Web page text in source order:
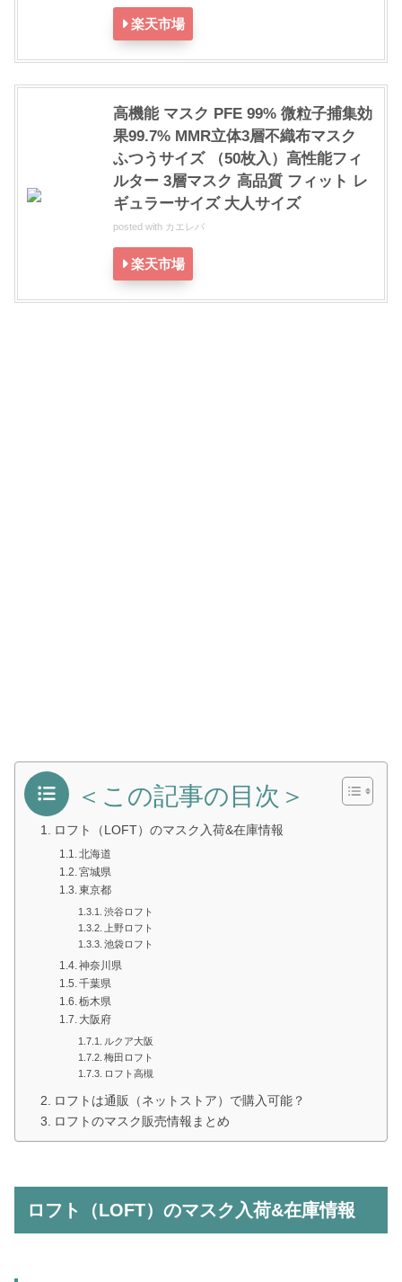
楽天市場
高機能 マスク PFE 99% 微粒子捕集効
果99.7% MMR立体3層不織布マスク
ふつうサイズ （50枚入）高性能フィ
ルター 3層マスク 高品質 フィット レ
ギュラーサイズ 大人サイズ
posted with カエレバ
楽天市場
＜この記事の目次＞
ロフト（LOFT）のマスク入荷&在庫情報
北海道
宮城県
東京都
渋谷ロフト
上野ロフト
池袋ロフト
神奈川県
千葉県
栃木県
大阪府
ルクア大阪
梅田ロフト
ロフト高槻
ロフトは通販（ネットストア）で購入可能？
ロフトのマスク販売情報まとめ
ロフト（LOFT）のマスク入荷&在庫情報